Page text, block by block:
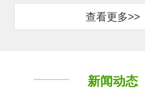
查看更多>>
新闻动态